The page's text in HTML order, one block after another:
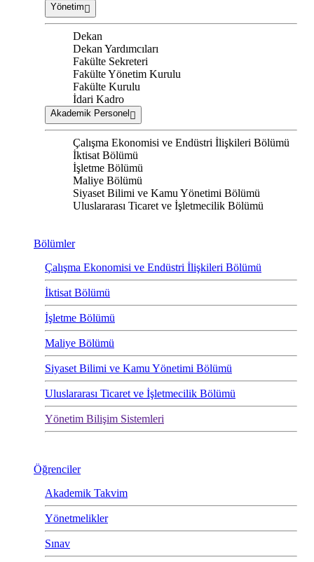
Yönetim
Dekan
Dekan Yardımcıları
Fakülte Sekreteri
Fakülte Yönetim Kurulu
Fakülte Kurulu
İdari Kadro
Akademik Personel
Çalışma Ekonomisi ve Endüstri İlişkileri Bölümü
İktisat Bölümü
İşletme Bölümü
Maliye Bölümü
Siyaset Bilimi ve Kamu Yönetimi Bölümü
Uluslararası Ticaret ve İşletmecilik Bölümü
Bölümler
Çalışma Ekonomisi ve Endüstri İlişkileri Bölümü
İktisat Bölümü
İşletme Bölümü
Maliye Bölümü
Siyaset Bilimi ve Kamu Yönetimi Bölümü
Uluslararası Ticaret ve İşletmecilik Bölümü
Yönetim Bilişim Sistemleri
Öğrenciler
Akademik Takvim
Yönetmelikler
Sınav